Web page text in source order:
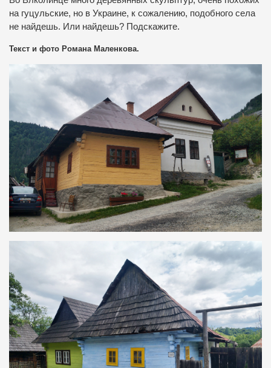
на гуцульские, но в Украине, к сожалению, подобного села
не найдешь. Или найдешь? Подскажите.
Текст и фото Романа Маленкова.